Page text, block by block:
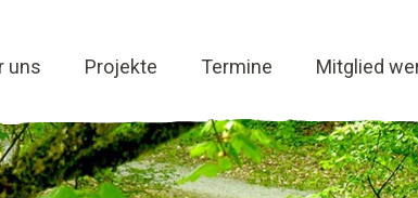
uns Projekte Termine Mitglied